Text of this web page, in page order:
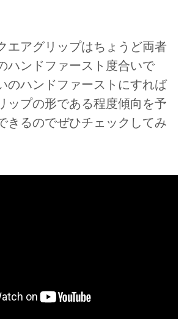
エアグリップはちょうど両者
ハンドファースト度合いで
のハンドファーストにすれば
ップの形である程度傾向を予
きるのでぜひチェックしてみ